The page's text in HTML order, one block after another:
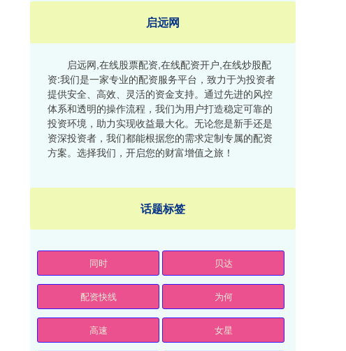
启远网
启远网,在线股票配资,在线配资开户,在线炒股配
资:我们是一家专业的配资服务平台，致力于为投资者
提供安全、高效、灵活的资金支持。通过先进的风控
体系和透明的操作流程，我们为用户打造稳定可靠的
投资环境，助力实现收益最大化。无论您是新手还是
资深投资者，我们都能根据您的需求定制专属的配资
方案。选择我们，开启您的财富增值之旅！
话题标签
同时 贝达
配资快线 为何
高速 女星